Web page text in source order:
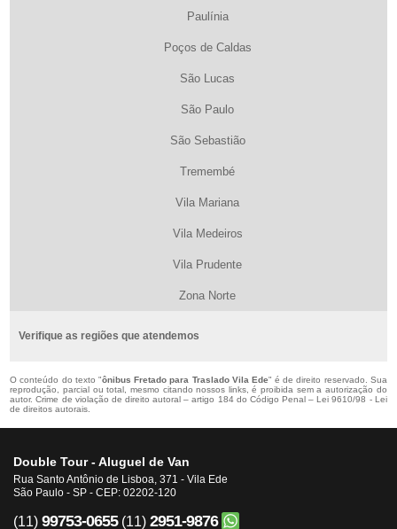
Paulínia
Poços de Caldas
São Lucas
São Paulo
São Sebastião
Tremembé
Vila Mariana
Vila Medeiros
Vila Prudente
Zona Norte
Verifique as regiões que atendemos
O conteúdo do texto "ônibus Fretado para Traslado Vila Ede" é de direito reservado. Sua
reprodução, parcial ou total, mesmo citando nossos links, é proibida sem a autorização do
autor. Crime de violação de direito autoral – artigo 184 do Código Penal –Lei 9610/98 - Lei
de direitos autorais
Double Tour - Aluguel de Van
Rua Santo Antônio de Lisboa, 371 - Vila Ede
São Paulo - SP - CEP: 02202-120
(11) 99753-0655 (11) 2951-9876